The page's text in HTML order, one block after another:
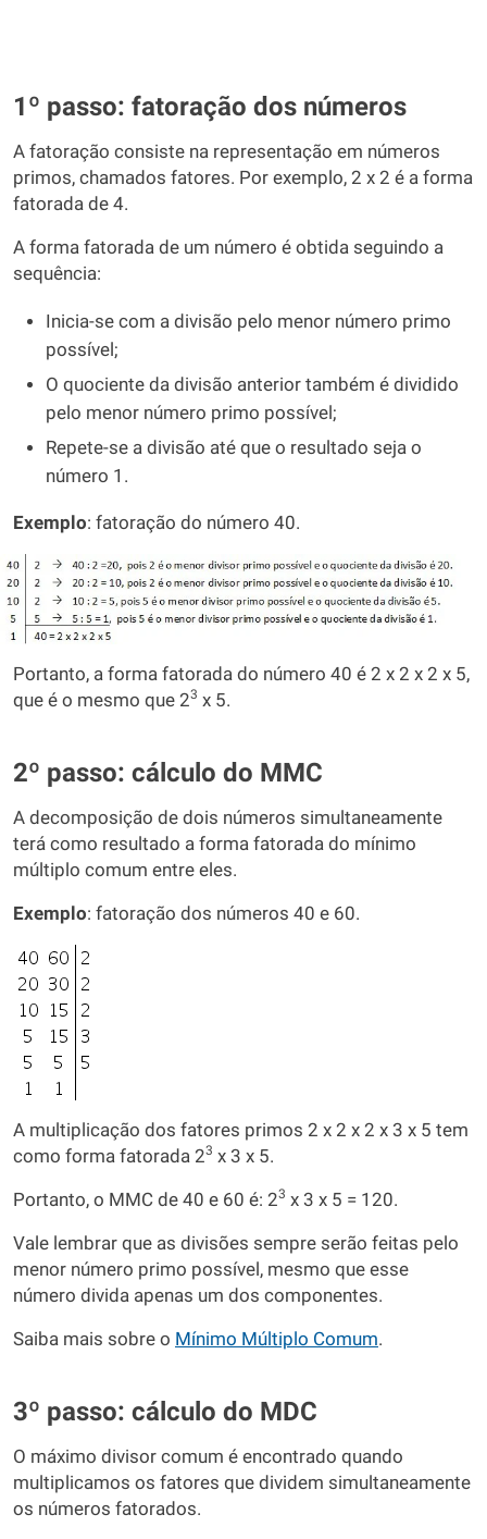
1º passo: fatoração dos números
A fatoração consiste na representação em números
primos, chamados fatores. Por exemplo, 2 x 2 é a forma
fatorada de 4.
A forma fatorada de um número é obtida seguindo a
sequência:
Inicia-se com a divisão pelo menor número primo
possível;
O quociente da divisão anterior também é dividido
pelo menor número primo possível;
Repete-se a divisão até que o resultado seja o
número 1.
Exemplo: fatoração do número 40.
Portanto, a forma fatorada do número 40 é 2 x 2 x 2 x 5,
que é o mesmo que 23 x 5.
2º passo: cálculo do MMC
A decomposição de dois números simultaneamente
terá como resultado a forma fatorada do mínimo
múltiplo comum entre eles.
Exemplo: fatoração dos números 40 e 60.
A multiplicação dos fatores primos 2 x 2 x 2 x 3 x 5 tem
como forma fatorada 23 x 3 x 5.
Portanto, o MMC de 40 e 60 é: 23 x 3 x 5 = 120.
Vale lembrar que as divisões sempre serão feitas pelo
menor número primo possível, mesmo que esse
número divida apenas um dos componentes.
Saiba mais sobre o Mínimo Múltiplo Comum.
3º passo: cálculo do MDC
O máximo divisor comum é encontrado quando
multiplicamos os fatores que dividem simultaneamente
os números fatorados.